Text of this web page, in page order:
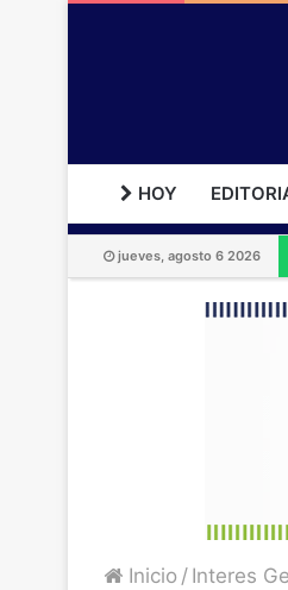
HOY
jueves, agosto 6 2026
Inicio / Interes